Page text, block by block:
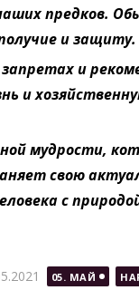
предков.
и защиту.
и
и
мудрости,
свою
с
05. МАЙ